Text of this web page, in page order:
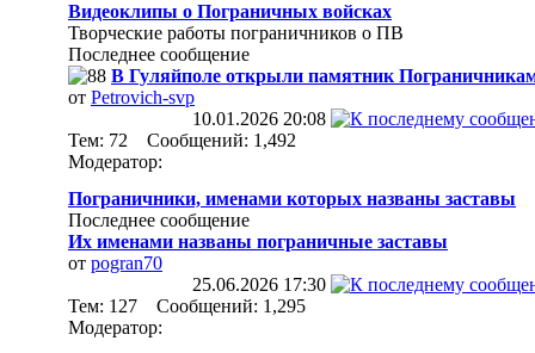
Видеоклипы о Пограничных войсках
Творческие работы пограничников о ПВ
Последнее сообщение
В Гуляйполе открыли памятник
от Petrovich-svp
10.01.2026 20:08
Тем: 72 Сообщений: 1,492
Модератор:
Пограничники, именами которых названы заставы
Последнее сообщение
Их именами названы пограничные заставы
от pogran70
25.06.2026 17:30
Тем: 127 Сообщений: 1,295
Модератор: